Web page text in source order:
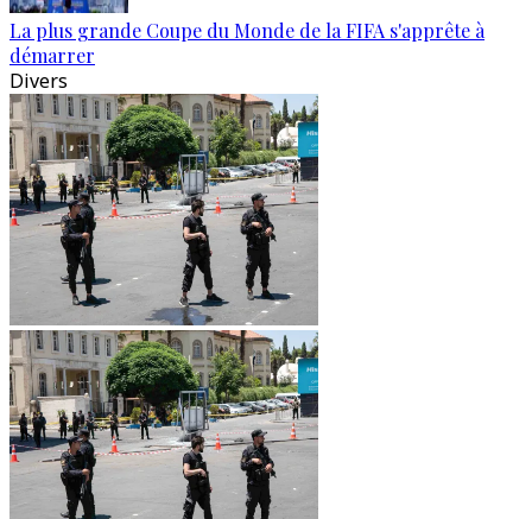
La plus grande Coupe du Monde de la FIFA s'apprête à
démarrer
Divers